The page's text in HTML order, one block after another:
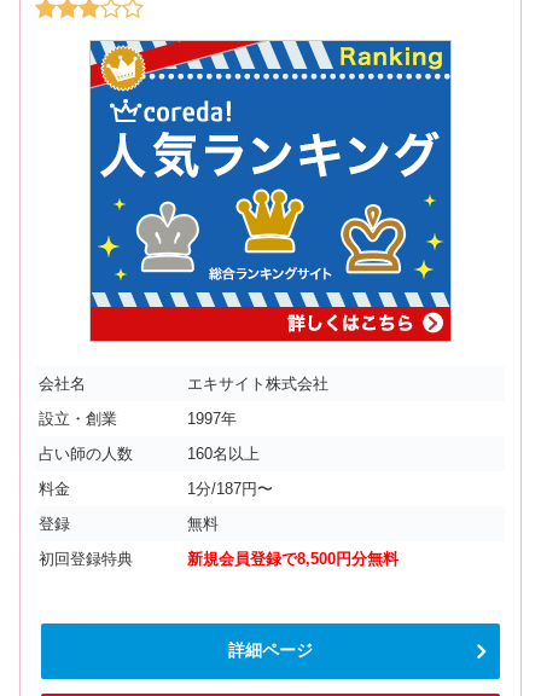
会社名
エキサイト株式会社
設立・創業
1997年
占い師の人数
160名以上
料金
1分/187円〜
登録
無料
初回登録特典
新規会員登録で8,500円分無料
詳細ページ